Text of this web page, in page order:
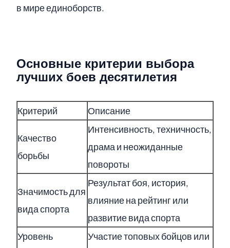
в мире единоборств.
Основные критерии выбора
лучших боев десятилетия
Критерий Описание
Качество
борьбы
Интенсивность, техничность,
драма и неожиданные
повороты
Значимость для
вида спорта
Результат боя, история,
влияние на рейтинг или
развитие вида спорта
Уровень
Участие топовых бойцов или